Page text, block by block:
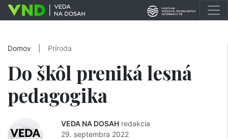
Domov Príroda
Do škôl preniká lesná
pedagogika
VEDA NA DOSAH redakcia
29. septembra 2022